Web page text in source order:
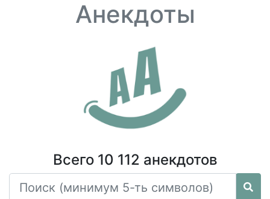
Анекдоты
Всего 10 112 анекдотов